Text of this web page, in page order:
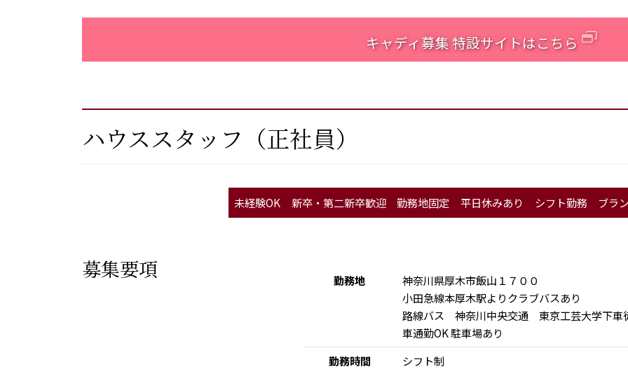
キャディ募集 特設サイトはこちら
ハウススタッフ（正社員）
未経験OK 新卒・第二新卒歓迎 勤務地固定 平日休みあり シフト勤務 ブラ
募集要項 勤務地
神奈川県厚木市飯山１７００
小田急線本厚木駅よりクラブバスあり
路線バス 神奈川中央交通 東京工芸大学下車
車通勤OK 駐車場あり
勤務時間
シフト制